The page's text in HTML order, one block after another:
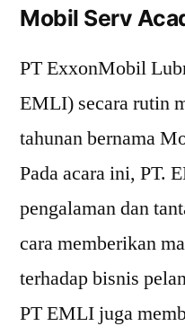
Mobil Serv
PT ExxonMobil
EMLI) secara rutin
tahunan bernama
Pada acara ini, PT.
pengalaman dan
cara memberikan
terhadap bisnis
PT EMLI juga